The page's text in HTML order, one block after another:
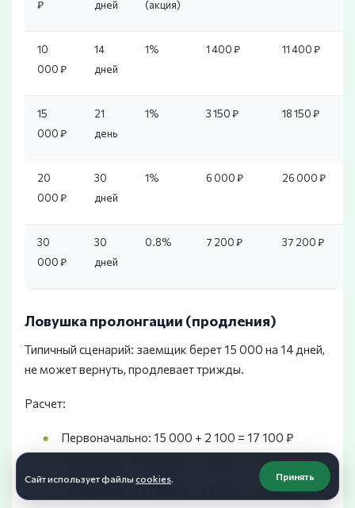
₽
дней
(акция)
10
000 ₽
14
дней
1% 1 400 ₽ 11 400 ₽
15
000 ₽
21
день
1% 3 150 ₽ 18 150 ₽
20
000 ₽
30
дней
1% 6 000 ₽ 26 000 ₽
30
000 ₽
30
дней
0.8% 7 200 ₽ 37 200 ₽
Ловушка пролонгации (продления)
Типичный сценарий: заемщик берет 15 000 на 14 дней,
не может вернуть, продлевает трижды.
Расчет:
Первоначально: 15 000 + 2 100 = 17 100 ₽
Продление 1 (14 дней): +2 100 ₽ = 19 200 ₽
Продление 2 (14 дней): +2 100 ₽ = 21 300 ₽
Сайт использует файлы cookies. Принять